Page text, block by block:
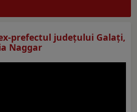
prefectul judeţului Galaţi,
Naggar